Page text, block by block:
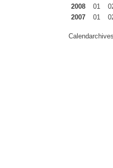
2008
01
2007
01